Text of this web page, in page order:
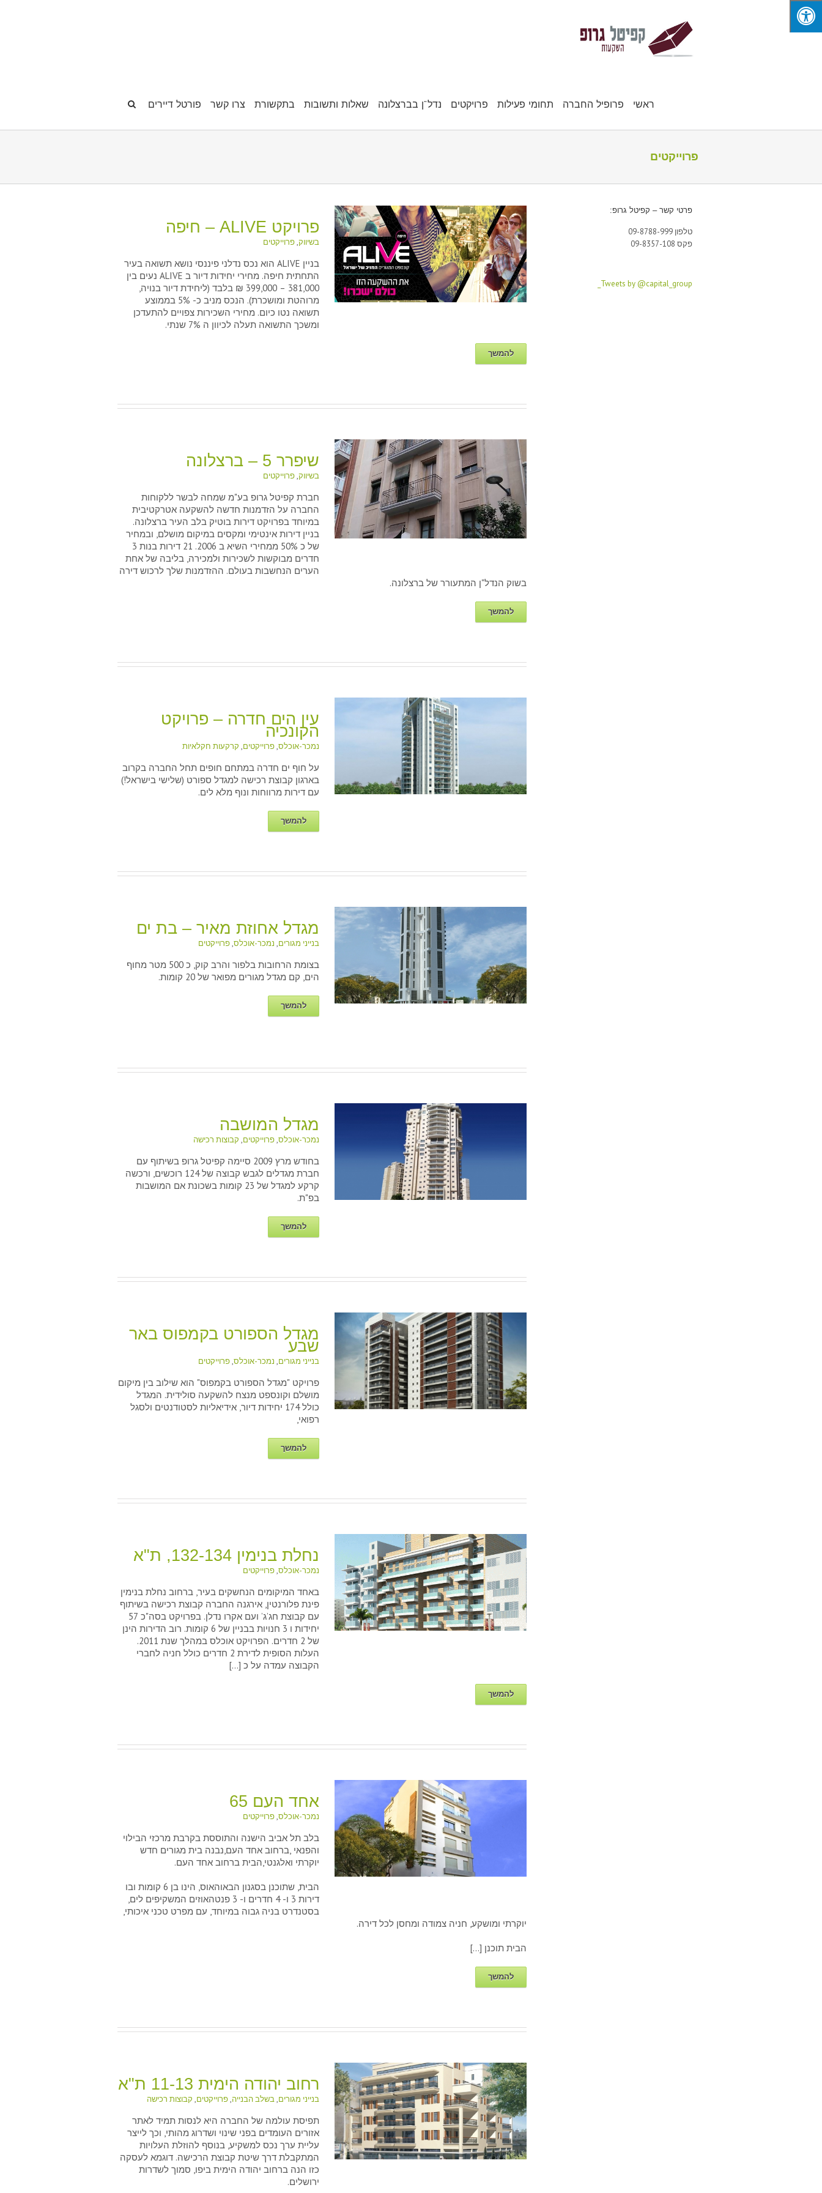
ראשי פרופיל החברה תחומי פעילות פרויקטים נדל"ן בברצלונה שאלות ותשובות בתקשורת צרו קשר פורטל דיירים
פרוייקטים
פרויקט ALIVE – חיפה
פרויקט ALIVE – חיפה
בשיווק,פרוייקטים
בניין ALIVE הוא נכס נדלני פיננסי נושא תשואה בעיר
התחתית חיפה. מחירי יחידות דיור ב ALIVE נעים בין
381,000 – 399,000 ₪ בלבד (ליחידת דיור בנויה,
מרוהטת ומושכרת). הנכס מניב כ- 5% בממוצע
תשואה נטו כיום. מחירי השכירות צפויים להתעדכן
ומשכך התשואה תעלה לכיוון ה 7% שנתי.
להמשך
שיפרר 5 – ברצלונה
בשיווק,פרוייקטים
חברת קפיטל גרופ בע"מ שמחה לבשר ללקוחות
החברה על הזדמנות חדשה להשקעה אטרקטיבית
במיוחד בפרויקט דירות בוטיק בלב העיר ברצלונה.
בניין דירות אינטימי ומקסים במיקום מושלם, ובמחיר
של כ 50% ממחירי השיא ב 2006. 21 דירות בנות 3
חדרים מבוקשות לשכירות ולמכירה, בליבה של אחת
הערים הנחשבות בעולם. ההזדמנות שלך לרכוש דירה
בשוק הנדל"ן המתעורר של ברצלונה.
להמשך
עין הים חדרה – פרויקט
הקונכיה
נמכר-אוכלס,פרוייקטים, קרקעות חקלאיות
על חוף ים חדרה במתחם חופים תחל החברה בקרוב
בארגון קבוצת רכישה למגדל ספורט (שלישי בישראל!)
עם דירות מרווחות ונוף מלא לים.
להמשך
מגדל אחוזת מאיר – בת ים
מגדל אחוזת מאיר – בת ים
בנייני מגורים, נמכר-אוכלס,פרוייקטים
בצומת הרחובות בלפור והרב קוק, כ 500 מטר מחוף
הים, קם מגדל מגורים מפואר של 20 קומות.
להמשך
מגדל המושבה
מגדל המושבה
נמכר-אוכלס,פרוייקטים, קבוצות רכישה
בחודש מרץ 2009 סיימה קפיטל גרופ בשיתוף עם
חברת מגדלים לגבש קבוצה של 124 רוכשים, ורכשה
קרקע למגדל של 23 קומות בשכונת אם המושבות
בפ"ת.
להמשך
מגדל הספורט בקמפוס באר
שבע
בנייני מגורים, נמכר-אוכלס,פרוייקטים
פרויקט "מגדל הספורט בקמפוס" הוא שילוב בין מיקום
מושלם וקונספט מנצח להשקעה סולידית. המגדל
כולל 174 יחידות דיור, אידיאליות לסטודנטים ולסגל
רפואי,
להמשך
נחלת בנימין 132-134, ת"א
נחלת בנימין 132-134, ת"א
נמכר-אוכלס,פרוייקטים
באחד המיקומים הנחשקים בעיר, ברחוב נחלת בנימין
פינת פלורנטין, אירגנה החברה קבוצת רכישה בשיתוף
עם קבוצת חג’ג’ ועם אקרו נדלן. בפרויקט בסה"כ 57
יחידות ו 3 חנויות בבניין של 6 קומות. רוב הדירות הינן
של 2 חדרים. הפרויקט אוכלס במהלך שנת 2011.
העלות הסופית לדירת 2 חדרים כולל חניה לחברי
הקבוצה עמדה על כ […]
להמשך
אחד העם 65
אחד העם 65
נמכר-אוכלס,פרוייקטים
בלב תל אביב הישנה והתוססת בקרבת מרכזי הבילוי
והפנאי ,ברחוב אחד העם,נבנה בית מגורים חדש
יוקרתי ואלגנטי,הבית ברחוב אחד העם.
הבית, שתוכנן בסגנון הבאוהאוס, הינו בן 6 קומות ובו
דירות 3 ו- 4 חדרים ו- 3 פנטהאוזים המשקיפים לים,
בסטנדרט בניה גבוה במיוחד, עם מפרט טכני איכותי,
יוקרתי ומושקע, חניה צמודה ומחסן לכל דירה.
הבית תוכנן […]
להמשך
רחוב יהודה הימית 11-13 ת"א
רחוב יהודה הימית 11-13 ת"א
בנייני מגורים,בשלב הבנייה,פרוייקטים, קבוצות רכישה
תפיסת עולמה של החברה היא לנסות תמיד לאתר
אזורים העומדים בפני שינוי ושדרוג מהותי, וכך לייצר
עליית ערך נכס למשקיע, בנוסף להוזלת העלויות
המתקבלת דרך שיטת קבוצת הרכישה. דוגמא לעסקה
כזו הנה ברחוב יהודה הימית ביפו, סמוך לשדרות
ירושלים.
פרטי קשר – קפיטל גרופ:
טלפון 09-8788-999
פקס 09-8357-108
Tweets by @capital_group_